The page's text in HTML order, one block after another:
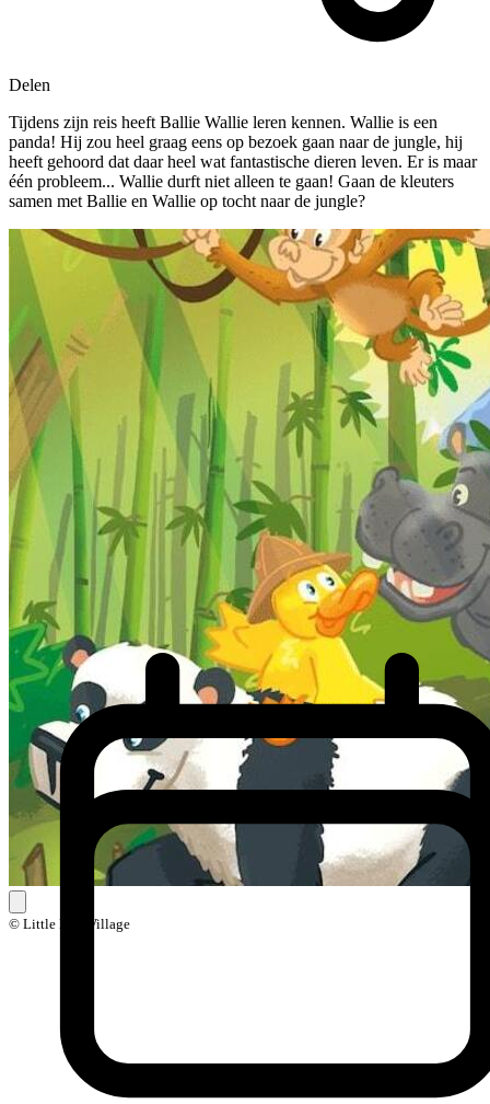
Delen
Tijdens zijn reis heeft Ballie Wallie leren kennen. Wallie is een
panda! Hij zou heel graag eens op bezoek gaan naar de jungle, hij
heeft gehoord dat daar heel wat fantastische dieren leven. Er is maar
één probleem... Wallie durft niet alleen te gaan! Gaan de kleuters
samen met Ballie en Wallie op tocht naar de jungle?
© Little Ball Village